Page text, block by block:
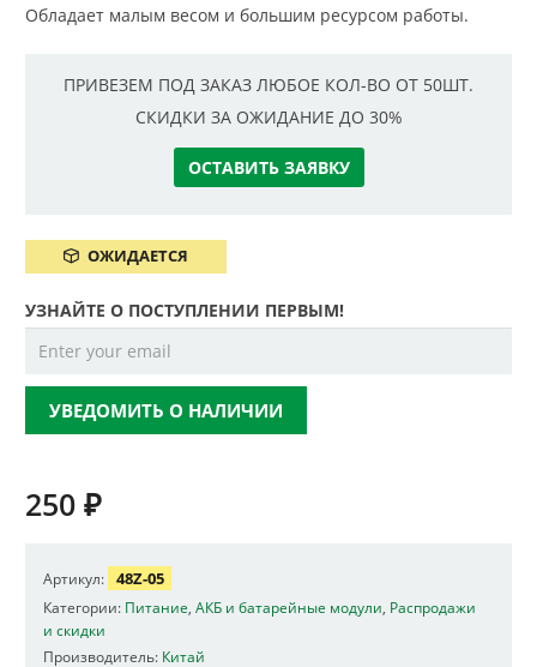
Обладает малым весом и большим ресурсом работы.
ПРИВЕЗЕМ ПОД ЗАКАЗ ЛЮБОЕ КОЛ-ВО ОТ 50ШТ.
СКИДКИ ЗА ОЖИДАНИЕ ДО 30%
ОСТАВИТЬ ЗАЯВКУ
ОЖИДАЕТСЯ
УЗНАЙТЕ О ПОСТУПЛЕНИИ ПЕРВЫМ!
УВЕДОМИТЬ О НАЛИЧИИ
250 ₽
Артикул: 48Z-05
Категории: Питание АКБ и батарейные модули Распродажи
и скидки
Производитель: Китай